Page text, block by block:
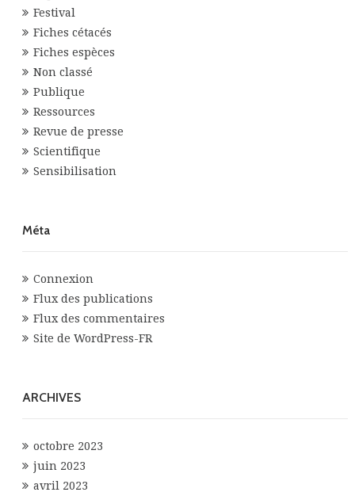
Festival
Fiches cétacés
Fiches espèces
Non classé
Publique
Ressources
Revue de presse
Scientifique
Sensibilisation
Méta
Connexion
Flux des publications
Flux des commentaires
Site de WordPress-FR
ARCHIVES
octobre 2023
juin 2023
avril 2023